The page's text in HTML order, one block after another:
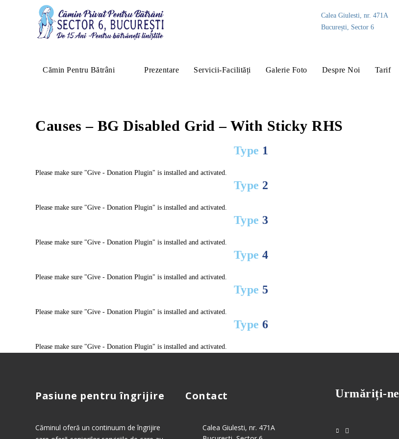
Calea Giulesti, nr. 471A
București, Sector 6
Cămin Pentru Bătrâni Prezentare Servicii-Facilități Galerie Foto Despre Noi Tarif
Causes – BG Disabled Grid – With Sticky RHS
Type 1
Please make sure "Give - Donation Plugin" is installed and activated.
Type 2
Please make sure "Give - Donation Plugin" is installed and activated.
Type 3
Please make sure "Give - Donation Plugin" is installed and activated.
Type 4
Please make sure "Give - Donation Plugin" is installed and activated.
Type 5
Please make sure "Give - Donation Plugin" is installed and activated.
Type 6
Please make sure "Give - Donation Plugin" is installed and activated.
Pasiune pentru îngrijire
Căminul oferă un continuum de îngrijire
Contact
Calea Giulesti, nr. 471A
Urmăriți-ne